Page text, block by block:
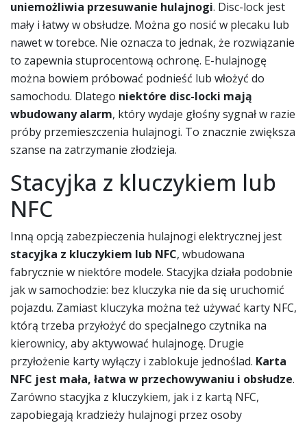
uniemożliwia przesuwanie hulajnogi. Disc-lock jest
mały i łatwy w obsłudze. Można go nosić w plecaku lub
nawet w torebce. Nie oznacza to jednak, że rozwiązanie
to zapewnia stuprocentową ochronę. E-hulajnogę
można bowiem próbować podnieść lub włożyć do
samochodu. Dlatego niektóre disc-locki mają
wbudowany alarm, który wydaje głośny sygnał w razie
próby przemieszczenia hulajnogi. To znacznie zwiększa
szanse na zatrzymanie złodzieja.
Stacyjka z kluczykiem lub
NFC
Inną opcją zabezpieczenia hulajnogi elektrycznej jest
stacyjka z kluczykiem lub NFC, wbudowana
fabrycznie w niektóre modele. Stacyjka działa podobnie
jak w samochodzie: bez kluczyka nie da się uruchomić
pojazdu. Zamiast kluczyka można też używać karty NFC,
którą trzeba przyłożyć do specjalnego czytnika na
kierownicy, aby aktywować hulajnogę. Drugie
przyłożenie karty wyłączy i zablokuje jednoślad. Karta
NFC jest mała, łatwa w przechowywaniu i obsłudze.
Zarówno stacyjka z kluczykiem, jak i z kartą NFC,
zapobiegają kradzieży hulajnogi przez osoby